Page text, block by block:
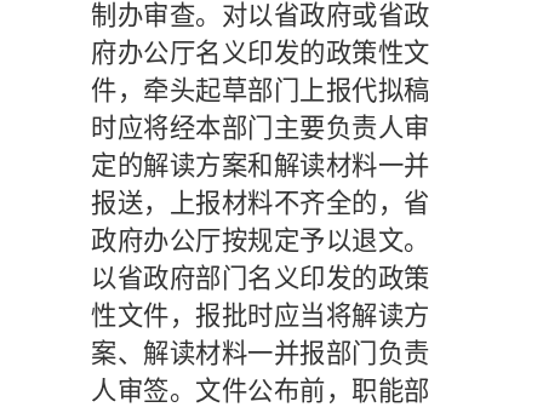
制办审查。对以省政府或省政
府办公厅名义印发的政策性文
件，牵头起草部门上报代拟稿
时应将经本部门主要负责人审
定的解读方案和解读材料一并
报送，上报材料不齐全的，省
政府办公厅按规定予以退文。
以省政府部门名义印发的政策
性文件，报批时应当将解读方
案、解读材料一并报部门负责
人审签。文件公布前，职能部